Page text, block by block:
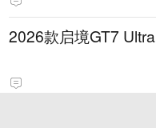
2026款启境GT7 Ultra